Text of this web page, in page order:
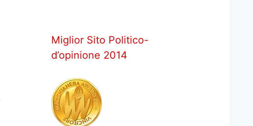
Miglior Sito Politico-
d’opinione 2014